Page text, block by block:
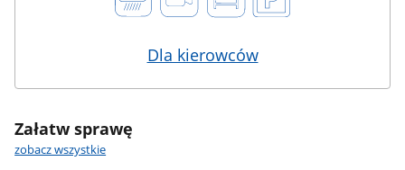
Dla kierowców
Załatw sprawę
zobacz wszystkie